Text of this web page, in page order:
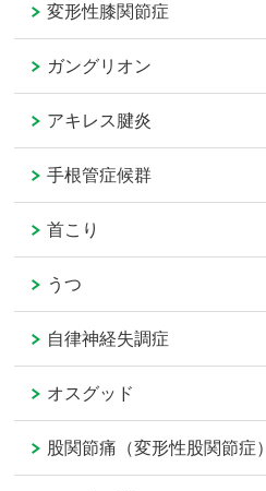
変形性膝関節症
ガングリオン
アキレス腱炎
手根管症候群
首こり
うつ
自律神経失調症
オスグッド
股関節痛（変形性股関節症）